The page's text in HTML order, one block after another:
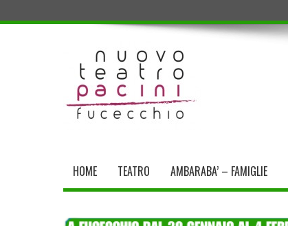
HOME TEATRO AMBARABA’ – FAMIGLIE